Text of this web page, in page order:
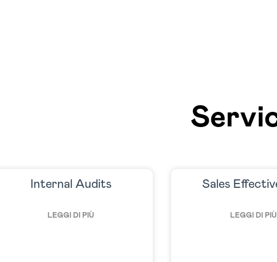
Internal Audits
LEGGI DI PIÙ
Sales
LEGGI DI PIÙ